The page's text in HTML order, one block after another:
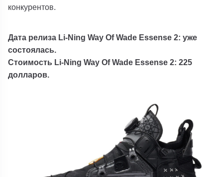
конкурентов.
Дата релиза Li-Ning Way Of Wade Essense 2: уже
состоялась.
Стоимость Li-Ning Way Of Wade Essense 2: 225
долларов.